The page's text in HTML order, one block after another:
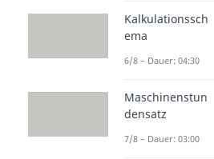
Kalkulationssch
ema
6/8 – Dauer: 04:30
Maschinenstun
densatz
7/8 – Dauer: 03:00